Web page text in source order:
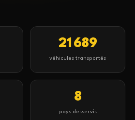
21 689
véhicules transportés
8
pays desservis